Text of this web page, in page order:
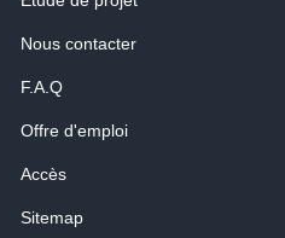
Nous contacter
F.A.Q
Offre d'emploi
Accès
Sitemap